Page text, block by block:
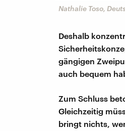
Nathalie Toso,
Deshalb
gängigen
auch bequem
Zum Schluss
Gleichzeitig
bringt nichts,